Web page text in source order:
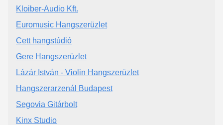
Kloiber-Audio Kft.
Euromusic Hangszerüzlet
Cett hangstúdió
Gere Hangszerüzlet
Lázár István - Violin Hangszerüzlet
Hangszerarzenál Budapest
Segovia Gitárbolt
Kinx Studio